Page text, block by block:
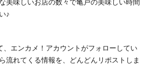
美味しいお店の数々で亀戸の美味しい時間
♪
、エンカメ！アカウントがフォローしてい
流れてくる情報を、どんどんリポストしま